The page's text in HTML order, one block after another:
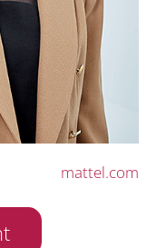
mattel.com